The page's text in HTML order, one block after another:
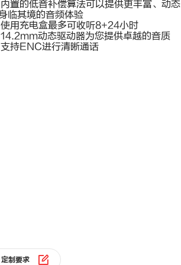
内置的低音补偿算法可以提供更丰富、动态
临其境的音频体验
使用充电盒最多可收听8+24小时
14.2mm动态驱动器为您提供卓越的音质
支持ENC进行清晰通话
定制要求